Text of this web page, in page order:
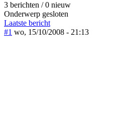
3 berichten / 0 nieuw
Onderwerp gesloten
Laatste bericht
#1 wo, 15/10/2008 - 21:13